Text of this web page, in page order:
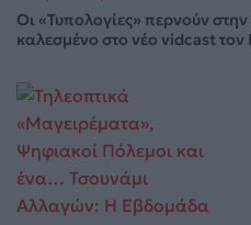
Οι «Τυπολογίες» περνούν
καλεσμένο στο νέο vidcast